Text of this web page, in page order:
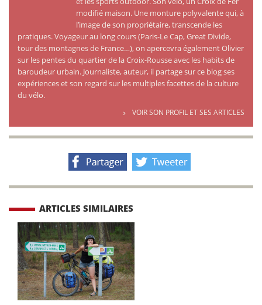
modifié maison. Une monture polyvalente qui, à
l’image de son propriétaire, transcende les
pratiques. Voyageur au long cours (Paris-Le Cap, Great Divide,
tour des montagnes de France…), on apercevra également Olivier
sur les pentes du quartier de la Croix-Rousse avec les habits de
baroudeur urbain. Journaliste, auteur, il partage sur ce blog ses
expériences et son regard sur les multiples facettes de la culture
du vélo.
VOIR SON PROFIL ET SES ARTICLES
ARTICLES SIMILAIRES